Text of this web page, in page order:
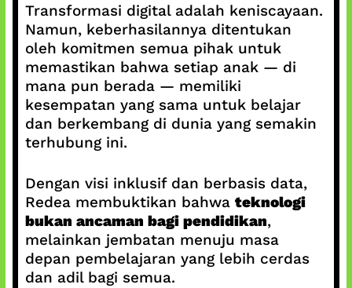
Transformasi digital adalah keniscayaan.
Namun, keberhasilannya ditentukan
oleh komitmen semua pihak untuk
memastikan bahwa setiap anak — di
mana pun berada — memiliki
kesempatan yang sama untuk belajar
dan berkembang di dunia yang semakin
terhubung ini.
Dengan visi inklusif dan berbasis data,
Redea membuktikan bahwa teknologi
bukan ancaman bagi pendidikan,
melainkan jembatan menuju masa
depan pembelajaran yang lebih cerdas
dan adil bagi semua.